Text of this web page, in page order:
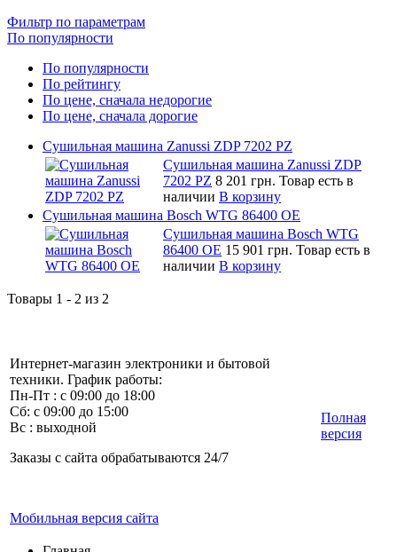
Фильтр по параметрам
По популярности
По популярности
По рейтингу
По цене, сначала недорогие
По цене, сначала дорогие
Сушильная машина Zanussi ZDP 7202 PZ
Сушильная машина Zanussi ZDP
7202 PZ 8 201 грн. Товар есть в
наличии В корзину
Сушильная машина Bosch WTG 86400 OE
Сушильная машина Bosch WTG
86400 OE 15 901 грн. Товар есть в
наличии В корзину
Товары 1 - 2 из 2
Интернет-магазин электроники и бытовой
техники. График работы:
Пн-Пт : с 09:00 до 18:00
Сб: с 09:00 до 15:00
Вс : выходной
Заказы с сайта обрабатываются 24/7
Мобильная версия сайта
Полная
версия